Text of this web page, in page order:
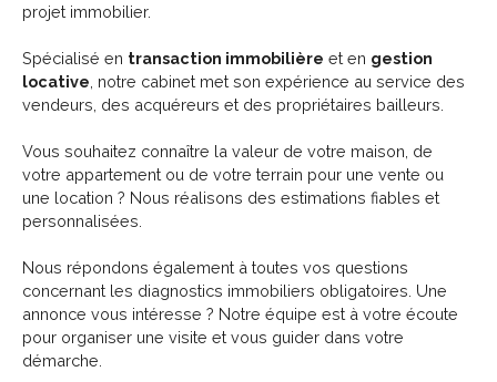
projet immobilier.
Spécialisé en transaction immobilière et en gestion
locative , notre cabinet met son expérience au service des
vendeurs, des acquéreurs et des propriétaires bailleurs.
Vous souhaitez connaître la valeur de votre maison, de
votre appartement ou de votre terrain pour une vente ou
une location ? Nous réalisons des estimations fiables et
personnalisées.
Nous répondons également à toutes vos questions
concernant les diagnostics immobiliers obligatoires. Une
annonce vous intéresse ? Notre équipe est à votre écoute
pour organiser une visite et vous guider dans votre
démarche.